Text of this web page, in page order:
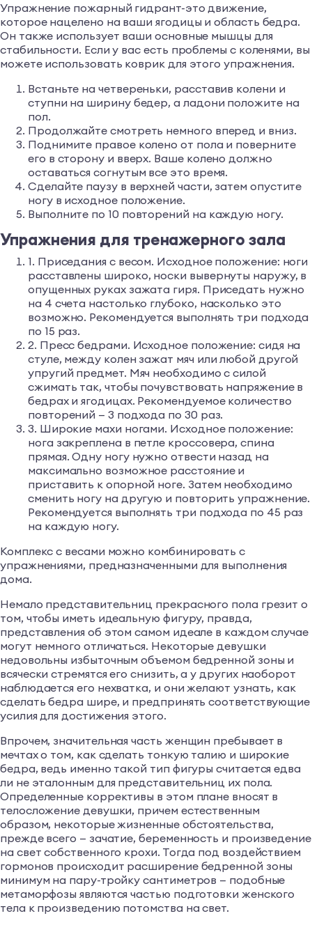
Упражнение пожарный гидрант-это движение,
которое нацелено на ваши ягодицы и область бедра.
Он также использует ваши основные мышцы для
стабильности. Если у вас есть проблемы с коленями, вы
можете использовать коврик для этого упражнения.
Встаньте на четвереньки, расставив колени и
ступни на ширину бедер, а ладони положите на
пол.
Продолжайте смотреть немного вперед и вниз.
Поднимите правое колено от пола и поверните
его в сторону и вверх. Ваше колено должно
оставаться согнутым все это время.
Сделайте паузу в верхней части, затем опустите
ногу в исходное положение.
Выполните по 10 повторений на каждую ногу.
Упражнения для тренажерного зала
1. Приседания с весом. Исходное положение: ноги
расставлены широко, носки вывернуты наружу, в
опущенных руках зажата гиря. Приседать нужно
на 4 счета настолько глубоко, насколько это
возможно. Рекомендуется выполнять три подхода
по 15 раз.
2. Пресс бедрами. Исходное положение: сидя на
стуле, между колен зажат мяч или любой другой
упругий предмет. Мяч необходимо с силой
сжимать так, чтобы почувствовать напряжение в
бедрах и ягодицах. Рекомендуемое количество
повторений — 3 подхода по 30 раз.
3. Широкие махи ногами. Исходное положение:
нога закреплена в петле кроссовера, спина
прямая. Одну ногу нужно отвести назад на
максимально возможное расстояние и
приставить к опорной ноге. Затем необходимо
сменить ногу на другую и повторить упражнение.
Рекомендуется выполнять три подхода по 45 раз
на каждую ногу.
Комплекс с весами можно комбинировать с
упражнениями, предназначенными для выполнения
дома.
Немало представительниц прекрасного пола грезит о
том, чтобы иметь идеальную фигуру, правда,
представления об этом самом идеале в каждом случае
могут немного отличаться. Некоторые девушки
недовольны избыточным объемом бедренной зоны и
всячески стремятся его снизить, а у других наоборот
наблюдается его нехватка, и они желают узнать, как
сделать бедра шире, и предпринять соответствующие
усилия для достижения этого.
Впрочем, значительная часть женщин пребывает в
мечтах о том, как сделать тонкую талию и широкие
бедра, ведь именно такой тип фигуры считается едва
ли не эталонным для представительниц их пола.
Определенные коррективы в этом плане вносят в
телосложение девушки, причем естественным
образом, некоторые жизненные обстоятельства,
прежде всего — зачатие, беременность и произведение
на свет собственного крохи. Тогда под воздействием
гормонов происходит расширение бедренной зоны
минимум на пару-тройку сантиметров — подобные
метаморфозы являются частью подготовки женского
тела к произведению потомства на свет.